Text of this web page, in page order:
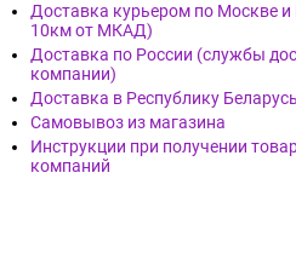
Доставка курьером по Москве
10км от МКАД)
Доставка по России (службы
компании)
Доставка в Республику
Самовывоз из магазина
Инструкции при получении
компаний